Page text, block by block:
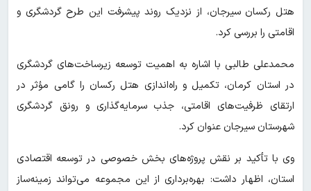
هتل رکسان سیرجان، از نزدیک روند پیشرفت این طرح گردشگری و
اقامتی را بررسی کرد.
محمدعلی طالبی با اشاره به اهمیت توسعه زیرساخت‌های گردشگری
در استان کرمان، تکمیل و راه‌اندازی هتل رکسان را گامی مؤثر در
ارتقای ظرفیت‌های اقامتی، جذب سرمایه‌گذاری و رونق گردشگری
شهرستان سیرجان عنوان کرد.
وی با تأکید بر نقش پروژه‌های بخش خصوصی در توسعه اقتصادی
استان، اظهار داشت: بهره‌برداری از این مجموعه می‌تواند زمینه‌ساز